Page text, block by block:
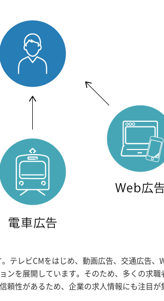
テレビCMをはじめ、動画広告、交通広告、
ンを展開しています。そのため、多くの求職
頼性があるため、企業の求人情報にも注目が